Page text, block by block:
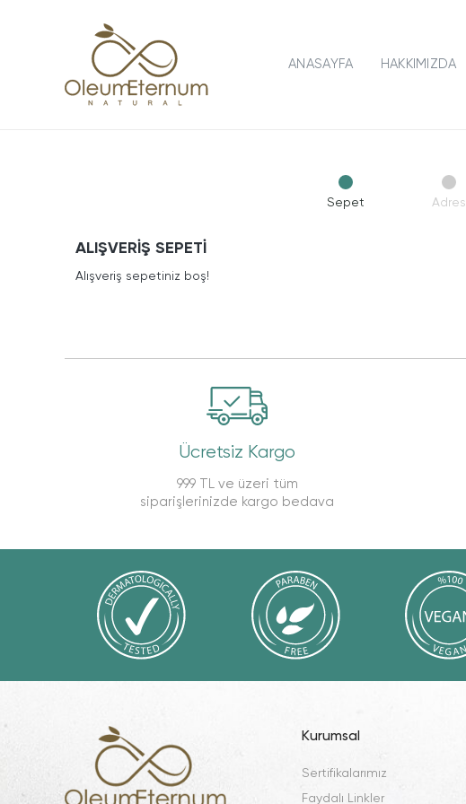
ANASAYFA HAKKIMIZDA
Sepet Adres
ALIŞVERIŞ SEPETI
Alışveriş sepetiniz boş!
Ücretsiz Kargo
999 TL ve üzeri tüm
siparişlerinizde kargo bedava
Kurumsal
Sertifikalarımız
Faydalı Linkler